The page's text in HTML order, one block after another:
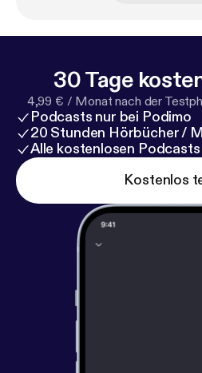
30 Tage
4,99 € / Monat nach der
Podcasts nur bei Podimo
20 Stunden Hörbücher /
Alle kostenlosen Podcasts
Kostenlos